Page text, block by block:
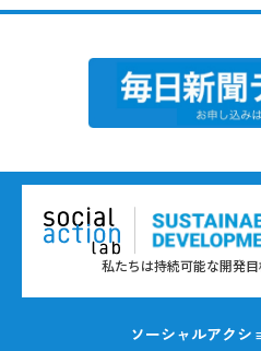
私たちは持続可能な開発目
ソーシャルアクシ